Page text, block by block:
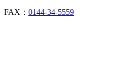
FAX： 0144-34-5559